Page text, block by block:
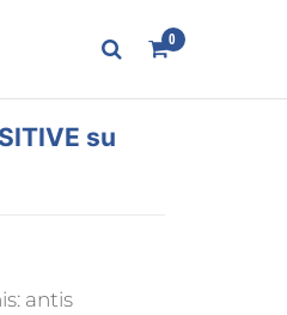
0
su
antis